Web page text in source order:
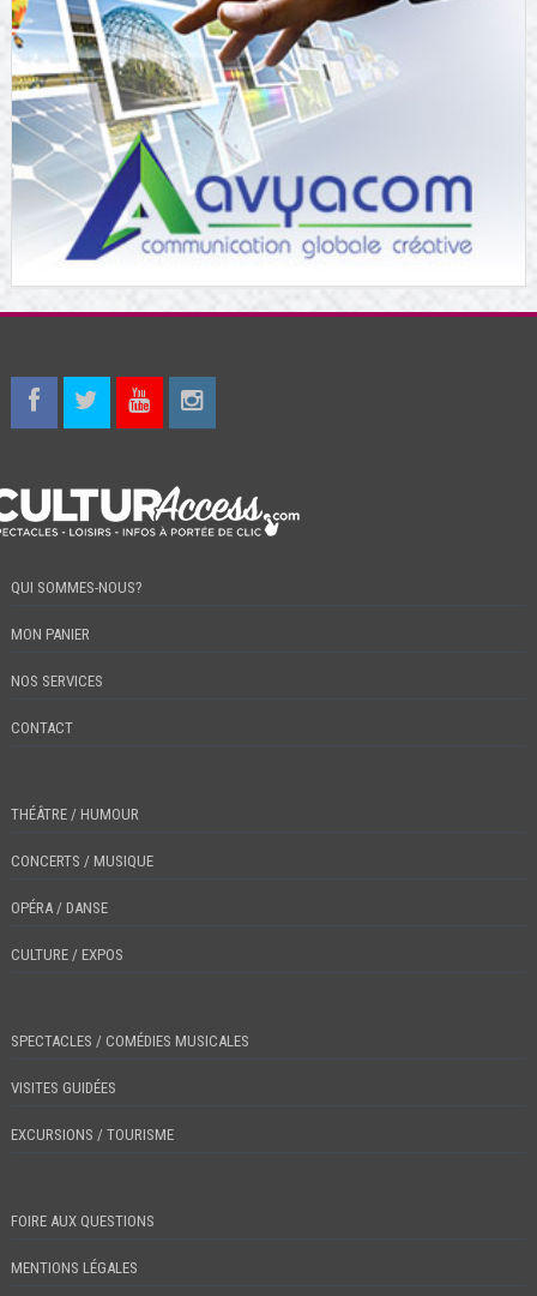
QUI SOMMES-NOUS?
MON PANIER
NOS SERVICES
CONTACT
THÉÂTRE / HUMOUR
CONCERTS / MUSIQUE
OPÉRA / DANSE
CULTURE / EXPOS
SPECTACLES / COMÉDIES MUSICALES
VISITES GUIDÉES
EXCURSIONS / TOURISME
FOIRE AUX QUESTIONS
MENTIONS LÉGALES